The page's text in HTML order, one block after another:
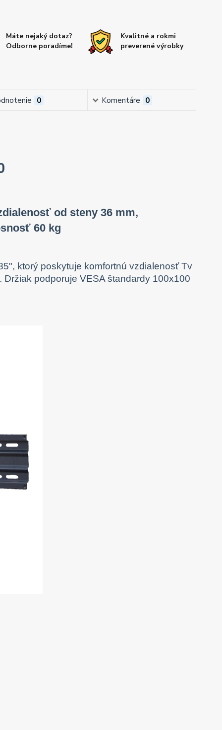
Máte nejaký dotaz?
Odborne poradíme!
Kvalitné a rokmi
preverené výrobky
0 Komentáre 0
od steny 36 mm,
60 kg
ktorý poskytuje komfortnú vzdialenosť Tv
podporuje VESA štandardy 100x100